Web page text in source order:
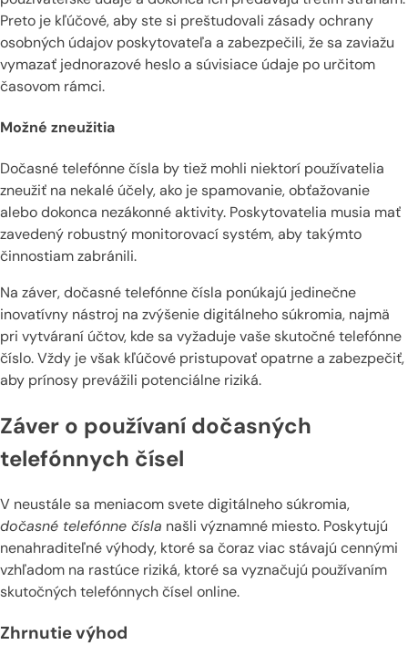
Preto je kľúčové, aby ste si preštudovali zásady ochrany
osobných údajov poskytovateľa a zabezpečili, že sa zaviažu
vymazať jednorazové heslo a súvisiace údaje po určitom
časovom rámci.
Možné zneužitia
Dočasné telefónne čísla by tiež mohli niektorí používatelia
zneužiť na nekalé účely, ako je spamovanie, obťažovanie
alebo dokonca nezákonné aktivity. Poskytovatelia musia mať
zavedený robustný monitorovací systém, aby takýmto
činnostiam zabránili.
Na záver, dočasné telefónne čísla ponúkajú jedinečne
inovatívny nástroj na zvýšenie digitálneho súkromia, najmä
pri vytváraní účtov, kde sa vyžaduje vaše skutočné telefónne
číslo. Vždy je však kľúčové pristupovať opatrne a zabezpečiť,
aby prínosy prevážili potenciálne riziká.
Záver o používaní dočasných
telefónnych čísel
V neustále sa meniacom svete digitálneho súkromia,
dočasné telefónne čísla našli významné miesto. Poskytujú
nenahraditeľné výhody, ktoré sa čoraz viac stávajú cennými
vzhľadom na rastúce riziká, ktoré sa vyznačujú používaním
skutočných telefónnych čísel online.
Zhrnutie výhod